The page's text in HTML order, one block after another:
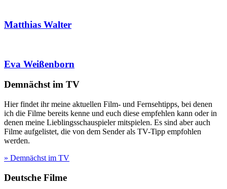
Matthias Walter
Eva Weißenborn
Demnächst im TV
Hier findet ihr meine aktuellen Film- und Fernsehtipps, bei denen
ich die Filme bereits kenne und euch diese empfehlen kann oder in
denen meine Lieblingsschauspieler mitspielen. Es sind aber auch
Filme aufgelistet, die von dem Sender als TV-Tipp empfohlen
werden.
» Demnächst im TV
Deutsche Filme